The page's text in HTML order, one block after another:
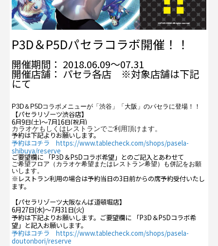
P3D＆P5Dパセラコラボ開催！！
開催期間： 2018.06.09～07.31
開催店舗： パセラ各店 ※対象店舗は下記
にて
P3D＆P5Dコラボメニューが「渋谷」「大阪」のパセラに登場！！
【パセラリゾーツ渋谷店】
6月9日(土)～7月16日(祝月)
カラオケもしくはレストランでご利用頂けます。
予約は下記よりお願いします。
予約はコチラ https://www.tablecheck.com/shops/pasela-
shibuya/reserve
ご要望欄に 「P3D＆P5Dコラボ希望」とのご記入とあわせて
ご希望フロア（カラオケ希望またはレストラン希望）も併記をお願
いします。
※レストラン利用の場合は予約当日の3日前からの席予約受付いたし
ます。
【パセラリゾーツ大阪なんば道頓堀店】
6月27日(水)～7月31日(火)
予約は下記よりお願いします。ご要望欄に 「P3D＆P5Dコラボ希
望」と記入お願いします。
予約はコチラ https://www.tablecheck.com/shops/pasela-
doutonbori/reserve